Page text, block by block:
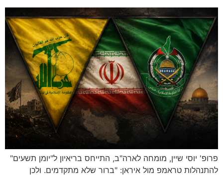
פרופ' יוסי שיין, מומחה לארה"ב, התייחס בריאיון ל"יומן תשעים"
להתנהלות טראמפ מול איראן: "ברור שלא מתקדמים. ולכן